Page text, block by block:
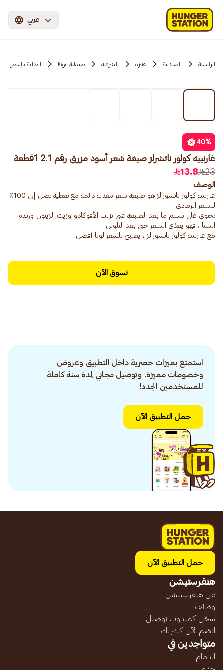
عربي
الرئيسية الصيدلية عنيزة الشرقیه صيدلية انوفا العناية بالشعر
40%
غارنييه كولور ناتشرلز صبغة شعر أسود مزرق رقم 2.1 1قطعة
23
13.8
الوصف
غارنييه كولور ناتشورالز هو صبغة شعر مغذية دائمة مع تغطية تصل إلى 100٪
تحتوي على بلسم ما بعد الصبغة غني بزيت الأفوكادو وزيت الزيتون وزبدة
مع غارنييه كولور ناتشورالز ، يصبح للشعر لونًا أفضل.
تسوق الآن
استمتع بميزات حصرية داخل التطبيق وعروض
وخصومات مميزة. وتوصيل مجاني لمدة سنة كاملة
للمستخدمين الجدد!
حمل التطبيق الآن
حمل التطبيق الآن
هنقرستيشن
عن هنقرستيشن
وظائف
سجّل كمندوب توصيل
انضم الآن كشريك
متواجدين في
الدمام